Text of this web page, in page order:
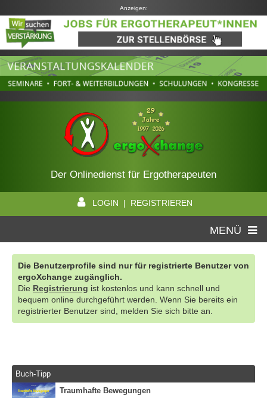
Anzeigen:
Der Onlinedienst für Ergotherapeuten
LOGIN | REGISTRIEREN
MENÜ
Die Benutzerprofile sind nur für registrierte Benutzer von
ergoXchange zugänglich.
Die Registrierung ist kostenlos und kann schnell und
bequem online durchgeführt werden. Wenn Sie bereits ein
registrierter Benutzer sind, melden Sie sich bitte an.
Buch-Tipp
Traumhafte Bewegungen